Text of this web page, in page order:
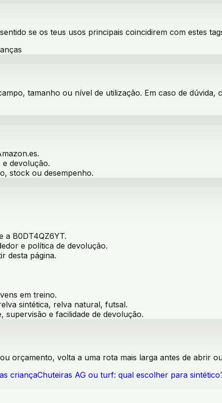
se os teus usos principais coincidirem com estes
tamanho ou nível de utilização. Em caso de
e devolução.
stock ou desempenho.
a B0DT4QZ6YT.
e política de devolução.
desta página.
em treino.
sintética, relva natural, futsal.
supervisão e facilidade de devolução.
orçamento, volta a uma rota mais larga antes de abrir
criançaChuteiras AG ou turf: qual escolher para